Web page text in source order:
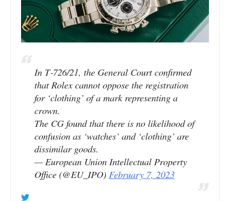
In T‑726/21, the General Court confirmed
that Rolex cannot oppose the registration
for ‘clothing’ of a mark representing a
crown.
The CG found that there is no likelihood of
confusion as ‘watches’ and ‘clothing’ are
dissimilar goods.
— European Union Intellectual Property
Office (@EU_IPO) February 7, 2023